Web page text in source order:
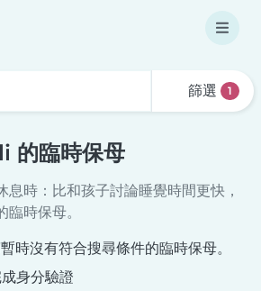
篩選 1
的臨時保母
息時：比和孩子討論睡覺時間更快，
時保母。
時沒有符合搜尋條件的臨時保母。
身分驗證